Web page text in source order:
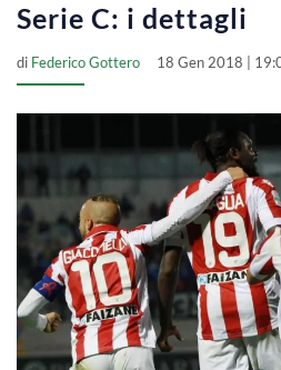
Serie C: i dettagli
di Federico Gottero 18 Gen 2018 |